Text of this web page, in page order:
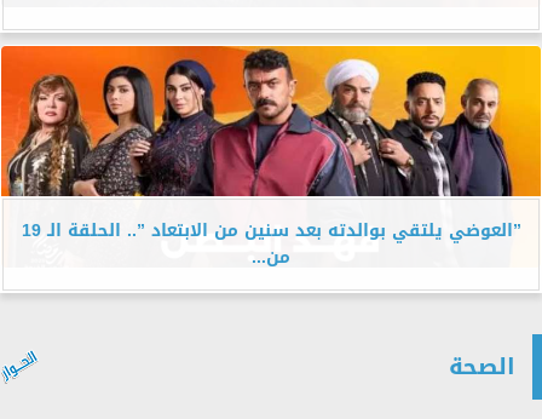
”العوضي يلتقي بوالدته بعد سنين من الابتعاد ”.. الحلقة الـ 19
من...
الصحة